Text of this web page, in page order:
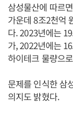
삼성물산에 따르
가운데 8조2천억
다. 2023년에는
가, 2022년에는
하이테크 물량으
문제를 인식한 삼
의지도 밝혔다.